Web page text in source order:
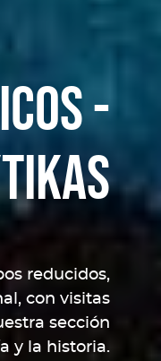
-
reducidos,
con visitas
sección
y la historia.